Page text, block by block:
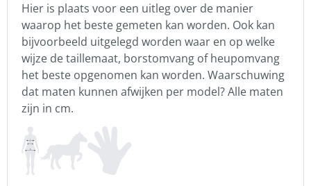
Hier is plaats voor een uitleg over de manier
waarop het beste gemeten kan worden. Ook kan
bijvoorbeeld uitgelegd worden waar en op welke
wijze de taillemaat, borstomvang of heupomvang
het beste opgenomen kan worden. Waarschuwing
dat maten kunnen afwijken per model? Alle maten
zijn in cm.